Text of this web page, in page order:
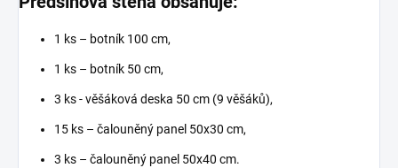
1 ks – botník 100 cm,
1 ks – botník 50 cm,
3 ks - věšáková deska 50 cm (9 věšáků),
15 ks – čalouněný panel 50x30 cm,
3 ks – čalouněný panel 50x40 cm.